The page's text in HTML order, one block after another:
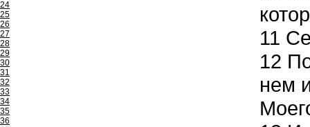
24
25
26
27
28
29
30
31
32
33
34
35
36
11
12
нем